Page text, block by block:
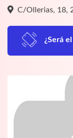
C/Ollerias, 18,
¿Será